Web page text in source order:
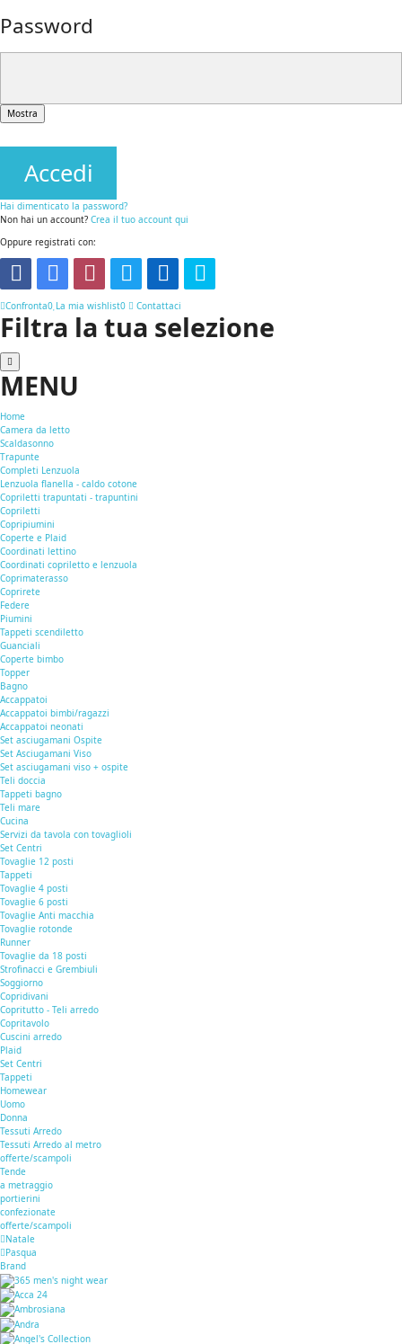
Password
Mostra
Accedi
Hai dimenticato la password?
Non hai un account? Crea il tuo account qui
Oppure registrati con:
Confronta0 La mia wishlist0 Contattaci
Filtra la tua selezione
MENU
Home
Camera da letto
Scaldasonno
Trapunte
Completi Lenzuola
Lenzuola flanella - caldo cotone
Copriletti trapuntati - trapuntini
Copriletti
Copripiumini
Coperte e Plaid
Coordinati lettino
Coordinati copriletto e lenzuola
Coprimaterasso
Coprirete
Federe
Piumini
Tappeti scendiletto
Guanciali
Coperte bimbo
Topper
Bagno
Accappatoi
Accappatoi bimbi/ragazzi
Accappatoi neonati
Set asciugamani Ospite
Set Asciugamani Viso
Set asciugamani viso + ospite
Teli doccia
Tappeti bagno
Teli mare
Cucina
Servizi da tavola con tovaglioli
Set Centri
Tovaglie 12 posti
Tappeti
Tovaglie 4 posti
Tovaglie 6 posti
Tovaglie Anti macchia
Tovaglie rotonde
Runner
Tovaglie da 18 posti
Strofinacci e Grembiuli
Soggiorno
Copridivani
Copritutto - Teli arredo
Copritavolo
Cuscini arredo
Plaid
Set Centri
Tappeti
Homewear
Uomo
Donna
Tessuti Arredo
Tessuti Arredo al metro
offerte/scampoli
Tende
a metraggio
portierini
confezionate
offerte/scampoli
Natale
Pasqua
Brand